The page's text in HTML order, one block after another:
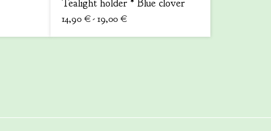
Tealight holder * Blue clover
14,90 €- 19,00 €